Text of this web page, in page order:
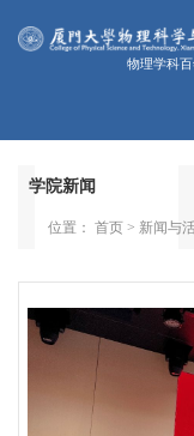
物理学科
学院新闻
位置： 首页> 新闻与